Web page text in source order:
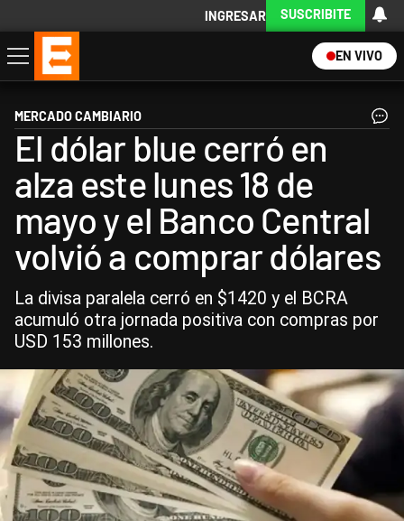
INGRESAR SUSCRIBITE
EN VIVO
Economía
Política
Internacional
Actualidad
Descargá la App
MERCADO CAMBIARIO
El dólar blue cerró en
alza este lunes 18 de
mayo y el Banco Central
volvió a comprar dólares
La divisa paralela cerró en $1420 y el BCRA
acumuló otra jornada positiva con compras por
USD 153 millones.